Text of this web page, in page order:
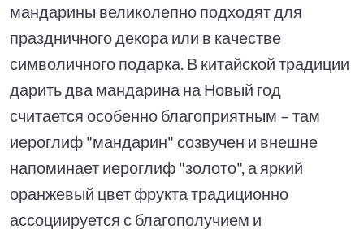
мандарины великолепно подходят для
праздничного декора или в качестве
символичного подарка. В китайской традиции
дарить два мандарина на Новый год
считается особенно благоприятным – там
иероглиф "мандарин" созвучен и внешне
напоминает иероглиф "золото", а яркий
оранжевый цвет фрукта традиционно
ассоциируется с благополучием и